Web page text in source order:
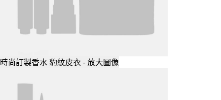
時尚訂製香水 豹紋皮衣 - 放大圖像